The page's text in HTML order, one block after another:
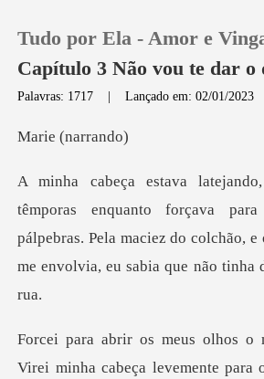
Loja
Histórico
Baixar App
Tudo por Ela - Amor e
Capítulo 3 Não vou te dar o
Palavras: 1717 |Lançado em: 02/01/2023
(nar
ava
pálpebras. Pela maciez do colchão,